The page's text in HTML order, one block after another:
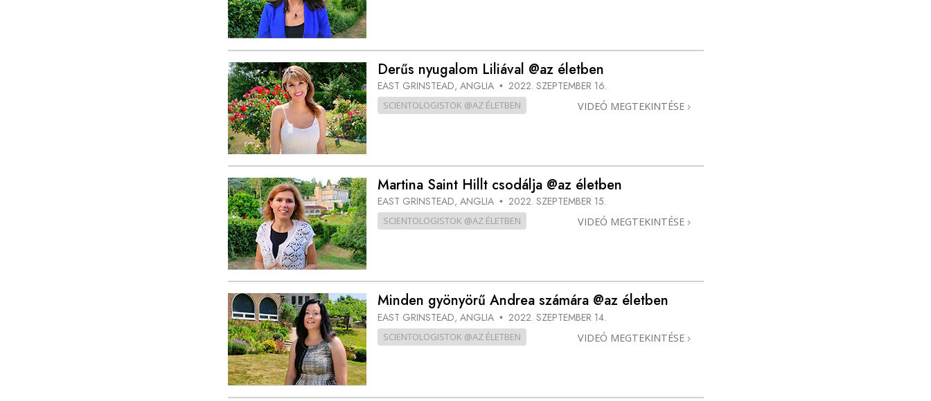
Derűs nyugalom Liliával @az életben
EAST GRINSTEAD, ANGLIA • 2022. SZEPTEMBER 16.
SCIENTOLOGISTOK @AZ ÉLETBEN VIDEÓ MEGTEKINTÉSE
Martina Saint Hillt csodálja @az életben
EAST GRINSTEAD, ANGLIA • 2022. SZEPTEMBER 15.
SCIENTOLOGISTOK @AZ ÉLETBEN VIDEÓ MEGTEKINTÉSE
Minden gyönyörű Andrea számára @az életben
EAST GRINSTEAD, ANGLIA • 2022. SZEPTEMBER 14.
SCIENTOLOGISTOK @AZ ÉLETBEN VIDEÓ MEGTEKINTÉSE